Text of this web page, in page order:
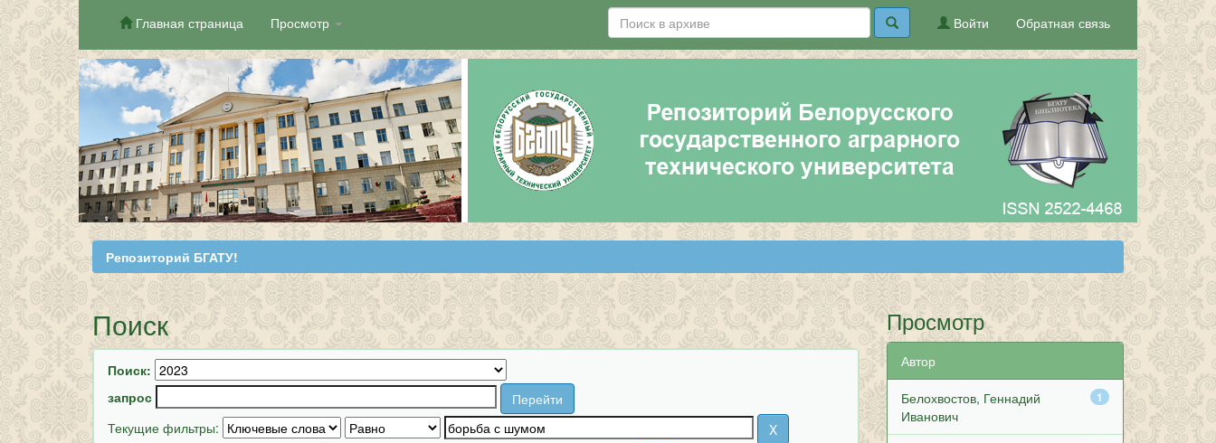
Skip
navigation
Главная страница Просмотр Обратная связь
Войти
Репозиторий БГАТУ!
Поиск
Поиск:
запрос
Текущие фильтры:
Просмотр
Автор
1
Белохвостов, Геннадий
Иванович